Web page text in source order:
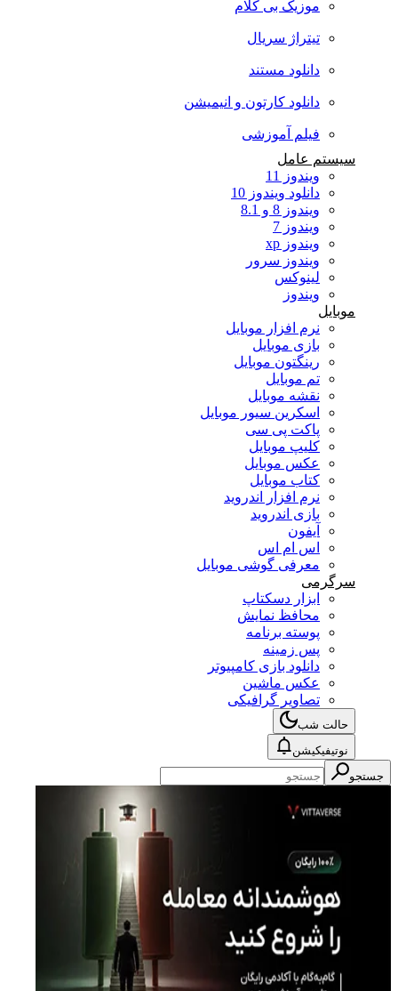
موزیک بی کلام
تیتراژ سریال
دانلود مستند
دانلود کارتون و انیمیشن
فیلم آموزشی
سیستم عامل
ویندوز 11
دانلود ویندوز 10
ویندوز 8 و 8.1
ویندوز 7
ویندوز xp
ویندوز سرور
لینوکس
ویندوز
موبایل
نرم افزار موبایل
بازی موبایل
رینگتون موبایل
تم موبایل
نقشه موبایل
اسکرین سیور موبایل
پاکت پی سی
کلیپ موبایل
عکس موبایل
کتاب موبایل
نرم افزار اندروید
بازی اندروید
آیفون
اس ام اس
معرفی گوشی موبایل
سرگرمی
ابزار دسکتاپ
محافظ نمایش
پوسته برنامه
پس زمینه
دانلود بازی کامپیوتر
عکس ماشین
تصاویر گرافیکی
حالت شب
نوتیفیکیشن
جستجو